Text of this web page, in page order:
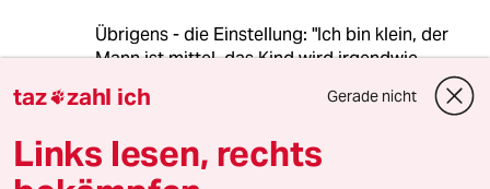
Übrigens - die Einstellung: "Ich bin klein, der
Mann ist mittel, das Kind wird irgendwie.
Hauptsache, es wird", ist eine sehr vernünftige.
Ich hoffe, Sie merken sich diesen Text. Es
Kind mit sich selber sehr unzufrieden ist. Und
zwar ganz unabhängig von der Zahl, die eine
taz zahl ich Gerade nicht
Links lesen, rechts